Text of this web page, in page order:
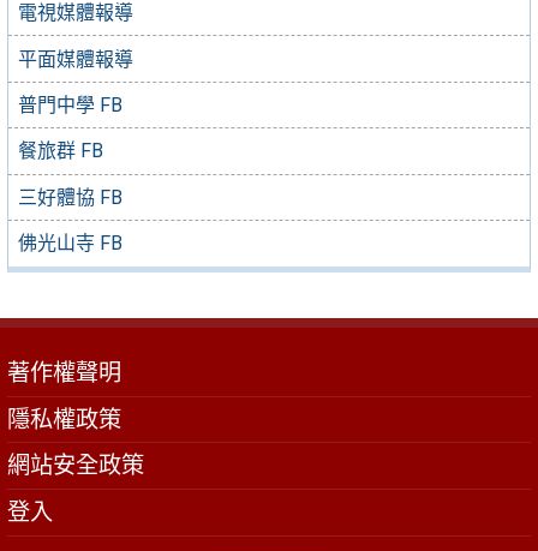
電視媒體報導
平面媒體報導
普門中學 FB
餐旅群 FB
三好體協 FB
佛光山寺 FB
著作權聲明
隱私權政策
網站安全政策
登入